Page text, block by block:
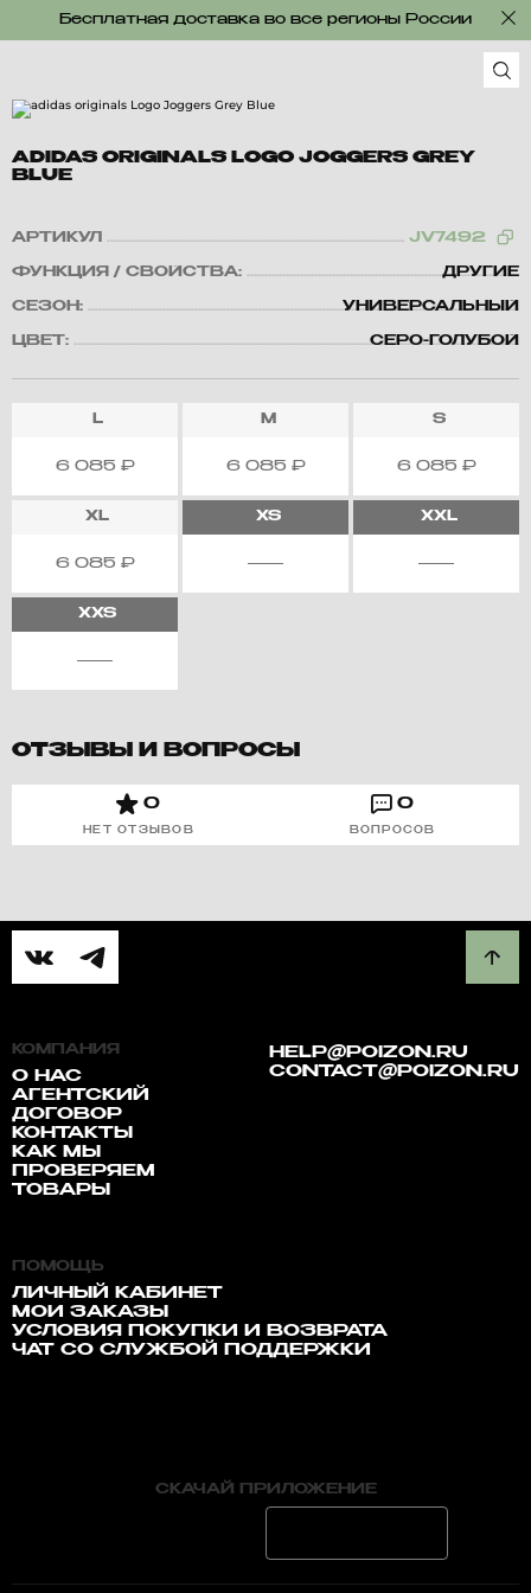
Бесплатная доставка во все регионы России
ADIDAS ORIGINALS LOGO JOGGERS GREY
BLUE
АРТИКУЛ JV7492
ФУНКЦИЯ / СВОЙСТВА: ДРУГИЕ
СЕЗОН: УНИВЕРСАЛЬНЫЙ
ЦВЕТ: СЕРО-ГОЛУБОЙ
L
6 085 ₽
M
6 085 ₽
S
6 085 ₽
XL
6 085 ₽
XS XXL
XXS
ОТЗЫВЫ И ВОПРОСЫ
0
НЕТ ОТЗЫВОВ
0
ВОПРОСОВ
КОМПАНИЯ
О НАС
АГЕНТСКИЙ
ДОГОВОР
КОНТАКТЫ
КАК МЫ
ПРОВЕРЯЕМ
ТОВАРЫ
HELP@POIZON.RU
CONTACT@POIZON.RU
ПОМОЩЬ
ЛИЧНЫЙ КАБИНЕТ
МОИ ЗАКАЗЫ
УСЛОВИЯ ПОКУПКИ И ВОЗВРАТА
ЧАТ СО СЛУЖБОЙ ПОДДЕРЖКИ
СКАЧАЙ ПРИЛОЖЕНИЕ